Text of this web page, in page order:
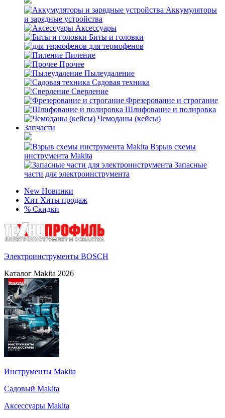
Аккумуляторы
и зарядные устройства
Аксессуары
Биты и головки
для термофенов
Пиление
Прочее
Пылеудаление
Садовая техника
Сверление
Фрезерование и строгание
Шлифование и полировка
Чемоданы (кейсы)
Запчасти
Взрыв схемы
инструмента Makita
Запасные
части для электроинструмента
New Новинки
Хит Хиты продаж
% Скидки
Электроинструменты BOSCH
Каталог Makita 2026
Инструменты Makita
Садовый Makita
Аксессуары Makita